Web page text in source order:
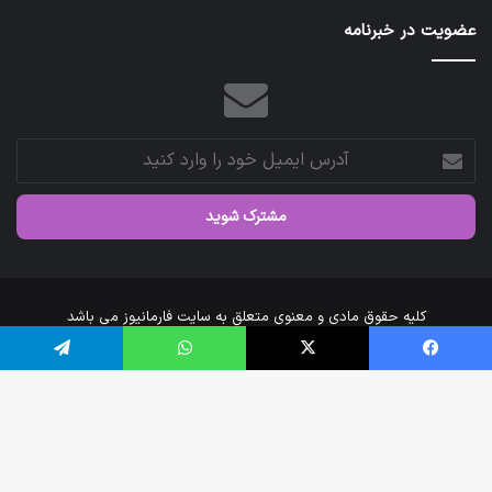
عالیاتعضویت در خبرنامه
آدرس
ایمیل
خود
وارد
کلیه حقوق مادی و معنوی متعلق به سایت فارمانیوز می باشد
خانه
ارتباط با ما
فیس بوک X واتس آپ تلگرام